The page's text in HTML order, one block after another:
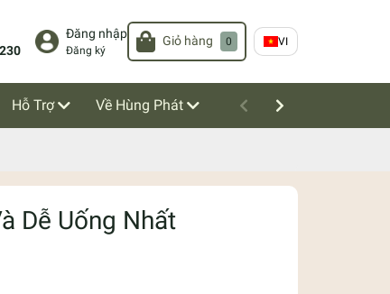
Đăng nhập
Đăng ký
Giỏ hàng 0 VI
Hỗ Trợ Về Hùng Phát
Dễ Uống Nhất